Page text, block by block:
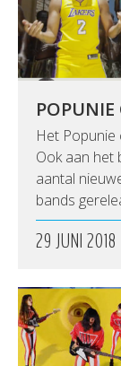
POPUNIE
Het Popunie
Ook aan het
aantal
bands
29 JUNI 2018